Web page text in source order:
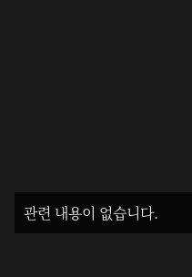
관련 내용이 없습니다.